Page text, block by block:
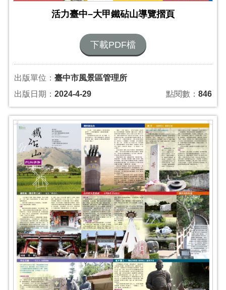
活力臺中–大甲鐵砧山導覽摺頁
下載PDF檔
出版單位： 臺中市風景區管理所
出版日期： 2024-4-29 點閱數：846